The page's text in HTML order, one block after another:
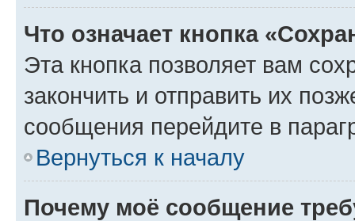
Что означает кнопка
Эта кнопка позволяет вам
закончить и отправить их
сообщения перейдите в
Вернуться к началу
Почему моё сообщение